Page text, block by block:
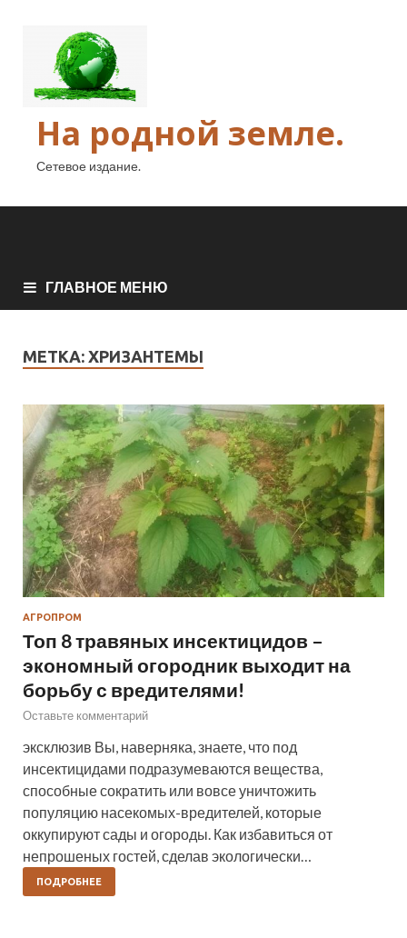
На родной земле.
Сетевое издание.
ГЛАВНОЕ МЕНЮ
МЕТКА: ХРИЗАНТЕМЫ
АГРОПРОМ
Топ 8 травяных инсектицидов –
экономный огородник выходит на
борьбу с вредителями!
Оставьте комментарий
эксклюзив Вы, наверняка, знаете, что под
инсектицидами подразумеваются вещества,
способные сократить или вовсе уничтожить
популяцию насекомых-вредителей, которые
оккупируют сады и огороды. Как избавиться от
непрошеных гостей, сделав экологически…
ПОДРОБНЕЕ